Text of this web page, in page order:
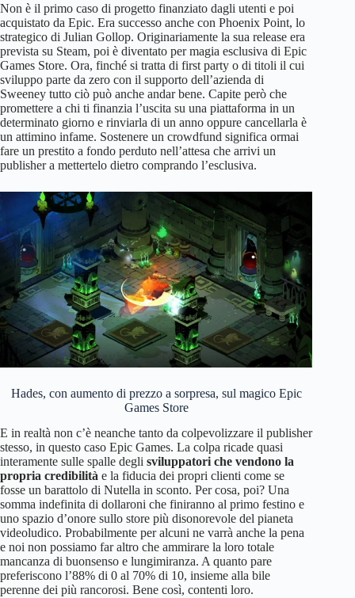
Non è il primo caso di progetto finanziato dagli utenti e poi
acquistato da Epic. Era successo anche con Phoenix Point, lo
strategico di Julian Gollop. Originariamente la sua release era
prevista su Steam, poi è diventato per magia esclusiva di Epic
Games Store. Ora, finché si tratta di first party o di titoli il cui
sviluppo parte da zero con il supporto dell’azienda di
Sweeney tutto ciò può anche andar bene. Capite però che
promettere a chi ti finanzia l’uscita su una piattaforma in un
determinato giorno e rinviarla di un anno oppure cancellarla è
un attimino infame. Sostenere un crowdfund significa ormai
fare un prestito a fondo perduto nell’attesa che arrivi un
publisher a mettertelo dietro comprando l’esclusiva.
Hades, con aumento di prezzo a sorpresa, sul magico Epic
Games Store
E in realtà non c’è neanche tanto da colpevolizzare il publisher
stesso, in questo caso Epic Games. La colpa ricade quasi
interamente sulle spalle degli sviluppatori che vendono la
propria credibilità e la fiducia dei propri clienti come se
fosse un barattolo di Nutella in sconto. Per cosa, poi? Una
somma indefinita di dollaroni che finiranno al primo festino e
uno spazio d’onore sullo store più disonorevole del pianeta
videoludico. Probabilmente per alcuni ne varrà anche la pena
e noi non possiamo far altro che ammirare la loro totale
mancanza di buonsenso e lungimiranza. A quanto pare
preferiscono l’88% di 0 al 70% di 10, insieme alla bile
perenne dei più rancorosi. Bene così, contenti loro.